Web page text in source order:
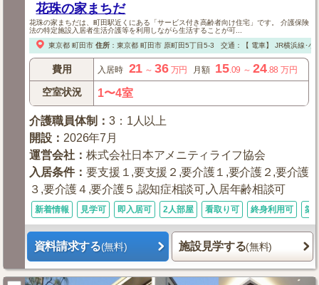
花珠の家まちだ
花珠の家まちだは、町田駅近くにある「サービス付き高齢者向け住宅」です。 介護保険
法の特定施設入居者生活介護等を利用しながら生活することが可...
東京都 町田市 住所： 東京都 町田市原町田5丁目5-3 交通：【 電車】 JR横浜線･
費用 入居時 21 ～36 万円 月額 15.09 ～24.88 万円
空室状況 1〜4室
介護職員体制 ：3：1人以上
開設 ： 2026年7月
運営会社 ：株式会社日本アメニティライフ協会
入居条件：要支援１,要支援２,要介護１,要介護２,要介護
３,要介護４,要介護５,認知症相談可,入居年齢相談可
新着情報 見学可 即入居可 2人部屋 看取り可 終身利用可 築
資料請求する(無料) 施設見学する(無料)